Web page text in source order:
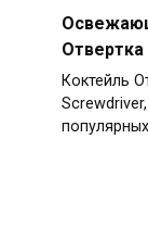
Отвертка
Коктейль